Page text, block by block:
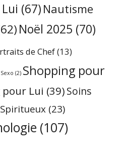
(67) Nautisme
Noël 2025 (70)
de Chef(13)
Sexo (2) Shopping pour
Lui (39)Soins
Spiritueux (23)
(107)